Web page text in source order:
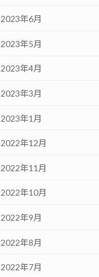
2023年6月
2023年5月
2023年4月
2023年3月
2023年1月
2022年12月
2022年11月
2022年10月
2022年9月
2022年8月
2022年7月